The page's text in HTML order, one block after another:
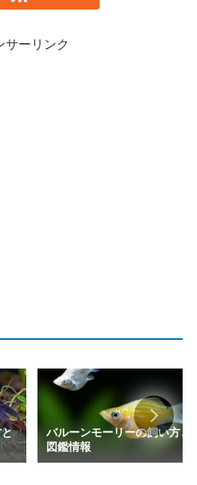
サーリンク
バルーンモーリーの飼い方と
図鑑情報